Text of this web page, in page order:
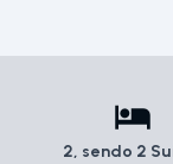
2, sendo 2